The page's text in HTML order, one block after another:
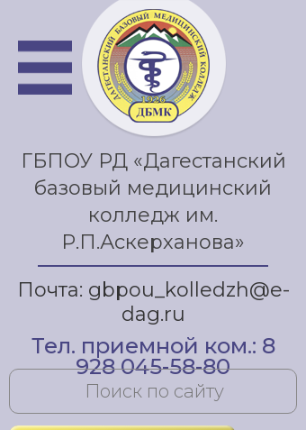
ГБПОУ РД «Дагестанский
базовый медицинский
колледж им.
Р.П.Аскерханова»
Почта: gbpou_kolledzh@e-
dag.ru
Тел. приемной ком.: 8
928 045-58-80